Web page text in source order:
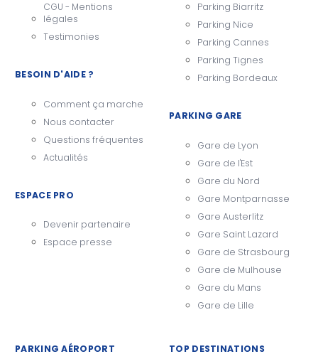
CGU - Mentions
légales
Testimonies
BESOIN D'AIDE ?
Comment ça marche
Nous contacter
Questions fréquentes
Actualités
ESPACE PRO
Devenir partenaire
Espace presse
Parking Biarritz
Parking Nice
Parking Cannes
Parking Tignes
Parking Bordeaux
PARKING GARE
Gare de Lyon
Gare de l'Est
Gare du Nord
Gare Montparnasse
Gare Austerlitz
Gare Saint Lazard
Gare de Strasbourg
Gare de Mulhouse
Gare du Mans
Gare de Lille
PARKING AÉROPORT TOP DESTINATIONS